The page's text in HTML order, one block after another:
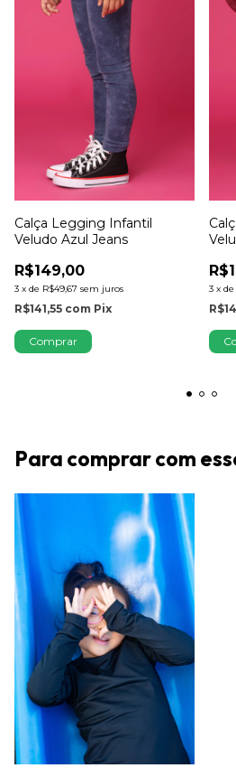
Calça Legging Infantil
Veludo Azul Jeans
R$149,00
3 x de R$49,67 sem juros
R$141,55 com Pix
Comprar
3 x de
Para comprar com